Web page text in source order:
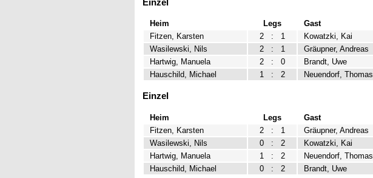
Einzel
Heim Legs
Gast
Fitzen, Karsten
2 : 1
Kowatzki, Kai
Wasilewski, Nils
2 : 1
Gräupner, Andreas
Hartwig, Manuela
2 : 0
Brandt, Uwe
Hauschild, Michael
1 : 2 Neuendorf, Thomas
Einzel
Heim Legs
Gast
Fitzen, Karsten
2 : 1
Gräupner, Andreas
Wasilewski, Nils
0 : 2
Kowatzki, Kai
Hartwig, Manuela
1 : 2
Neuendorf, Thomas
Hauschild, Michael
0 : 2 Brandt, Uwe